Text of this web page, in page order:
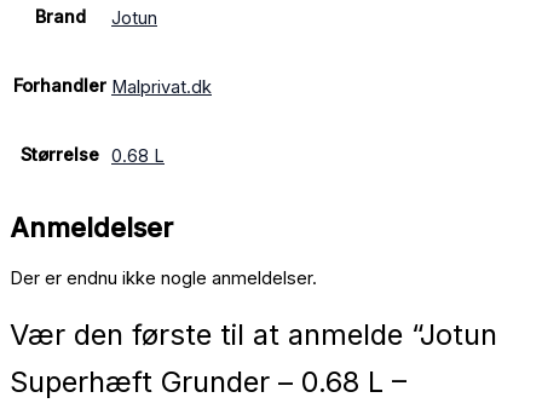
Brand Jotun
Forhandler Malprivat.dk
Størrelse 0.68 L
Anmeldelser
Der er endnu ikke nogle anmeldelser.
Vær den første til at anmelde “Jotun
Superhæft Grunder – 0.68 L –